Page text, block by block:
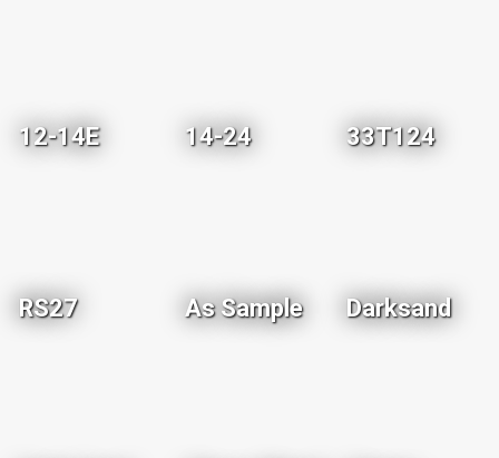
12-14E 14-24 33T124
RS27 As Sample Darksand